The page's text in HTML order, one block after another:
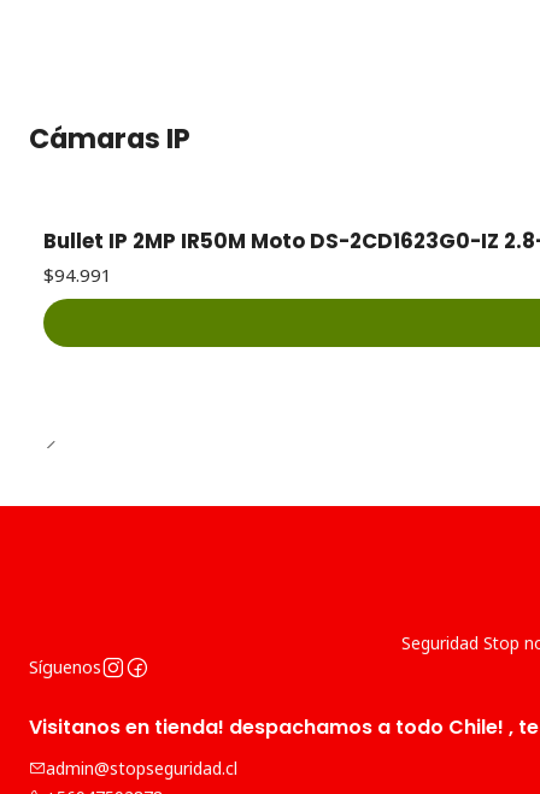
Cámaras IP
Bullet IP 2MP IR50M Moto DS-2CD1623G0-IZ
$94.991
Seguridad Stop
Síguenos
Visitanos en tienda! despachamos a todo Chile! , te
admin@stopseguridad.cl